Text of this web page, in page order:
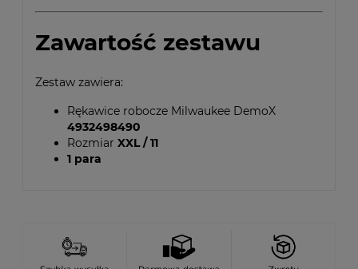
Zawartość zestawu
Zestaw zawiera:
Rękawice robocze Milwaukee DemoX
4932498490
Rozmiar XXL / 11
1 para